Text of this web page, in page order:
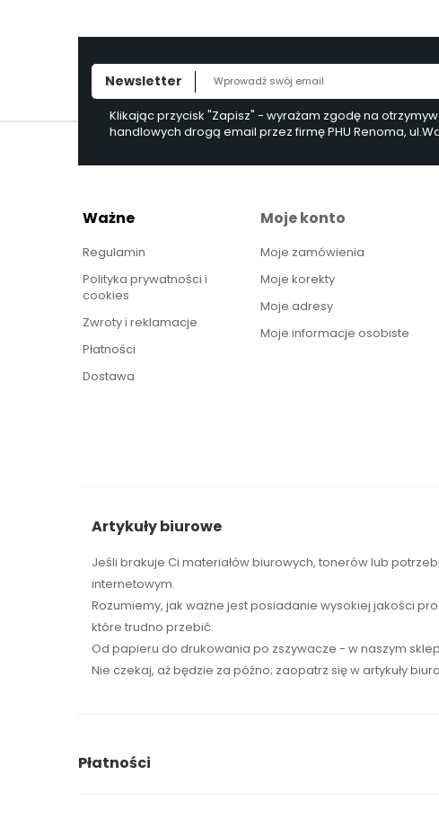
Newsletter
Klikając przycisk "Zapisz" - wyrażam zgodę na
handlowych drogą email przez firmę PHU Renoma,
Ważne
Regulamin
Polityka prywatności i
cookies
Zwroty i reklamacje
Płatności
Dostawa
Moje konto
Moje zamówienia
Moje korekty
Moje adresy
Moje informacje osobiste
Artykuły biurowe
Jeśli brakuje Ci materiałów biurowych, tonerówlub
internetowym.
Rozumiemy, jak ważne jest posiadanie wysokiej jakości
które trudno przebić.
Od papieru do drukowania po zszywacze - w naszym
Nie czekaj, aż będzie za późno; zaopatrz się w artykuły
Płatności